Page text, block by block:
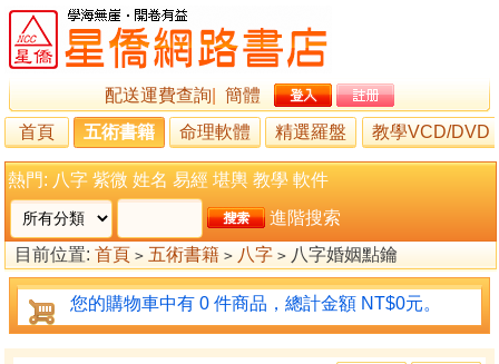
配送運費查詢
簡體
首頁
五術書籍 命理軟體 精選羅盤 教學VCD/DVD
熱門: 八字 紫微 姓名 易經 堪輿 教學 軟件
進階搜索
目前位置: 首頁 > 五術書籍 > 八字 > 八字婚姻點鑰
您的購物車中有 0 件商品，總計金額 NT$0元。